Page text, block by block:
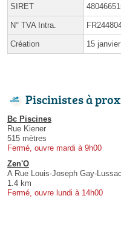
SIRET
N° TVA Intra.
Création 15
Piscinistes à
Bc Piscines
Rue Kiener
515 mètres
Fermé, ouvre mardi à 9h00
Zen'O
A Rue Louis-Joseph Gay-Lussac
1.4 km
Fermé, ouvre lundi à 14h00